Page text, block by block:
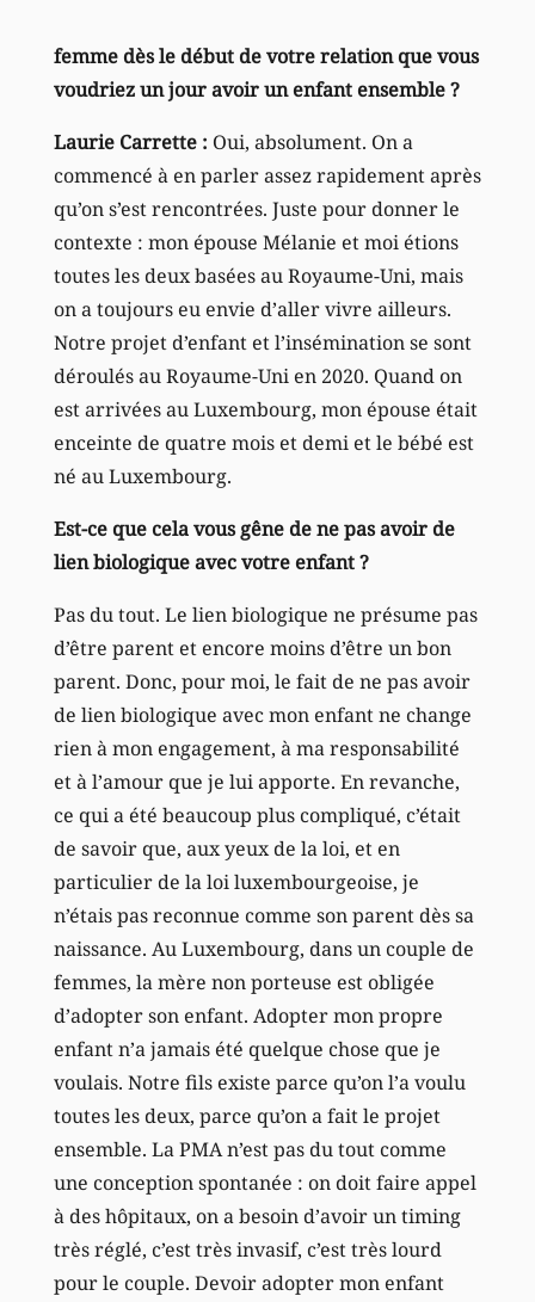
femme dès le début de votre relation que vous
voudriez un jour avoir un enfant ensemble ?
Laurie Carrette : Oui, absolument. On a
commencé à en parler assez rapidement après
qu’on s’est rencontrées. Juste pour donner le
contexte : mon épouse Mélanie et moi étions
toutes les deux basées au Royaume-Uni, mais
on a toujours eu envie d’aller vivre ailleurs.
Notre projet d’enfant et l’insémination se sont
déroulés au Royaume-Uni en 2020. Quand on
est arrivées au Luxembourg, mon épouse était
enceinte de quatre mois et demi et le bébé est
né au Luxembourg.
Est-ce que cela vous gêne de ne pas avoir de
lien biologique avec votre enfant ?
Pas du tout. Le lien biologique ne présume pas
d’être parent et encore moins d’être un bon
parent. Donc, pour moi, le fait de ne pas avoir
de lien biologique avec mon enfant ne change
rien à mon engagement, à ma responsabilité
et à l’amour que je lui apporte. En revanche,
ce qui a été beaucoup plus compliqué, c’était
de savoir que, aux yeux de la loi, et en
particulier de la loi luxembourgeoise, je
n’étais pas reconnue comme son parent dès sa
naissance. Au Luxembourg, dans un couple de
femmes, la mère non porteuse est obligée
d’adopter son enfant. Adopter mon propre
enfant n’a jamais été quelque chose que je
voulais. Notre fils existe parce qu’on l’a voulu
toutes les deux, parce qu’on a fait le projet
ensemble. La PMA n’est pas du tout comme
une conception spontanée : on doit faire appel
à des hôpitaux, on a besoin d’avoir un timing
très réglé, c’est très invasif, c’est très lourd
pour le couple. Devoir adopter mon enfant